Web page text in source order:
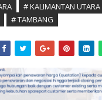
# KALIMANTAN UTARA
# TAMBANG